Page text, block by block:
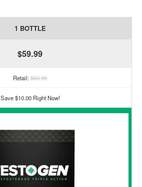
1 BOTTLE
$59.99
Retail:$69.99
Save $10.00 Right Now!